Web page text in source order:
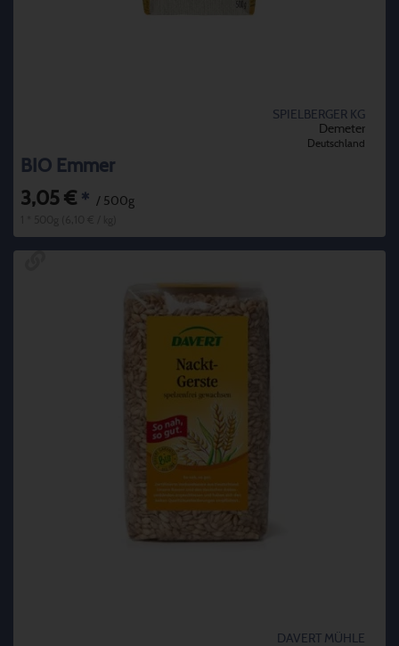
SPIELBERGER KG
Demeter
Deutschland
BIO Emmer
3,05 € * / 500g
DAVERT MÜHLE